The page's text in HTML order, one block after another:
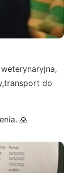
do
🙏